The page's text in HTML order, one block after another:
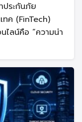
ระกันภัย
ค (FinTech)
ไลน์คือ “ความน่า